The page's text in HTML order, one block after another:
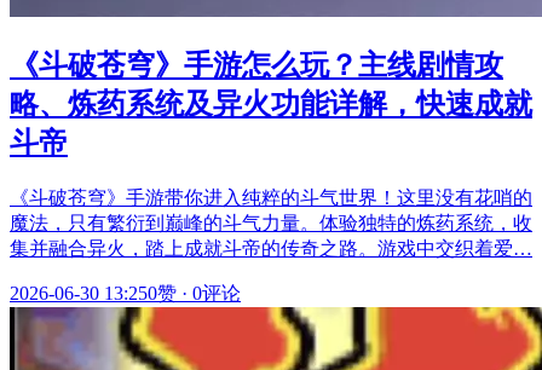
《斗破苍穹》手游怎么玩？主线剧情攻
略、炼药系统及异火功能详解，快速成就
斗帝
《斗破苍穹》手游带你进入纯粹的斗气世界！这里没有花哨的
魔法，只有繁衍到巅峰的斗气力量。体验独特的炼药系统，收
集并融合异火，踏上成就斗帝的传奇之路。游戏中交织着爱…
2026-06-30 13:250赞 · 0评论